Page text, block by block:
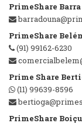
PrimeShare
PrimeShare
(91) 99162-6230
Prime Share
(11) 99639-8596
PrimeShare